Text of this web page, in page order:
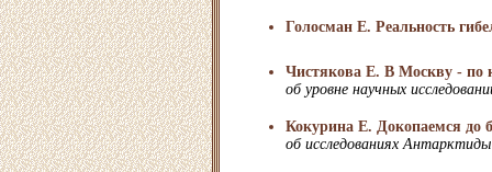
Голосман Е. Реальность
Чистякова Е. В Москву - по
об уровне научных
Кокурина Е. Докопаемся до
об исследованиях Антарктиды